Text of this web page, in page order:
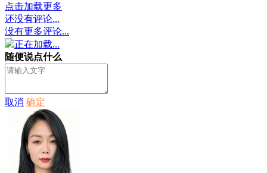
点击加载更多
还没有评论...
没有更多评论...
正在加载...
随便说点什么
取消 确定